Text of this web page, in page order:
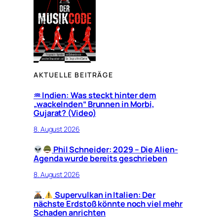
AKTUELLE BEITRÄGE
♒︎ Indien: Was steckt hinter dem
„wackelnden“ Brunnen in Morbi,
Gujarat? (Video)
8. August 2026
Phil Schneider: 2029 – Die Alien-
Agenda wurde bereits geschrieben
8. August 2026
Supervulkan in Italien: Der
nächste Erdstoß könnte noch viel mehr
Schaden anrichten